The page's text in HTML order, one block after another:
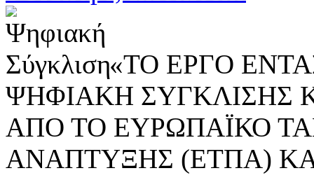
«ΤΟ ΕΡΓΟ
ΨΗΦΙΑΚΗ ΣΥΓΚΛΙΣΗΣ
ΑΠΟ ΤΟ ΕΥΡΩΠΑΪΚΟ
ΑΝΑΠΤΥΞΗΣ (ΕΤΠΑ)